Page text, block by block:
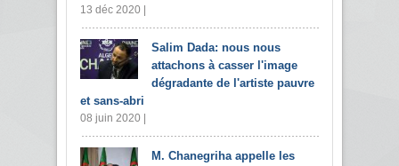
13 déc 2020 |
Salim Dada: nous nous
attachons à casser l'image
dégradante de l'artiste pauvre
et sans-abri
08 juin 2020 |
M. Chanegriha appelle les